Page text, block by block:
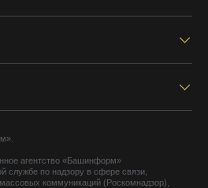
агентство «Башинформ»
службе по надзору в сфере связи,
коммуникаций (Роскомнадзор),